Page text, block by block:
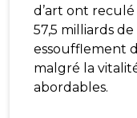
d’art ont
57,5 milliards
essoufflement
malgré la
abordables.